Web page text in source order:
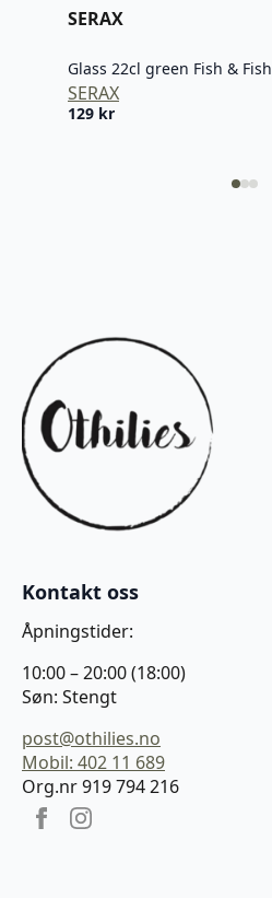
SERAX
Glass 22cl green Fish & Fish
SERAX
129 kr
Kontakt oss
Åpningstider:
10:00 – 20:00 (18:00)
Søn: Stengt
post@othilies.no
Mobil: 402 11 689
Org.nr 919 794 216